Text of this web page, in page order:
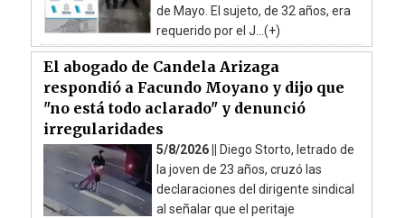
de Mayo. El sujeto, de 32 años, era
requerido por el J...(+)
El abogado de Candela Arizaga
respondió a Facundo Moyano y dijo que
"no está todo aclarado" y denunció
irregularidades
5/8/2026 ||
Diego Storto, letrado de
la joven de 23 años, cruzó las
declaraciones del dirigente sindical
al señalar que el peritaje